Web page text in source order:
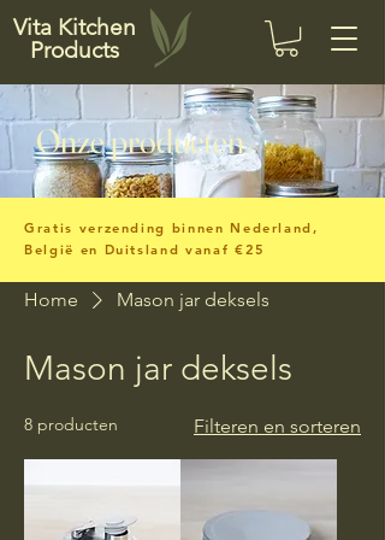
Vita Kitchen
Products
Onze producten
Gratis verzending binnen Nederland,
België en Duitsland vanaf €25
Home Mason jar deksels
Mason jar deksels
8 producten Filteren en sorteren